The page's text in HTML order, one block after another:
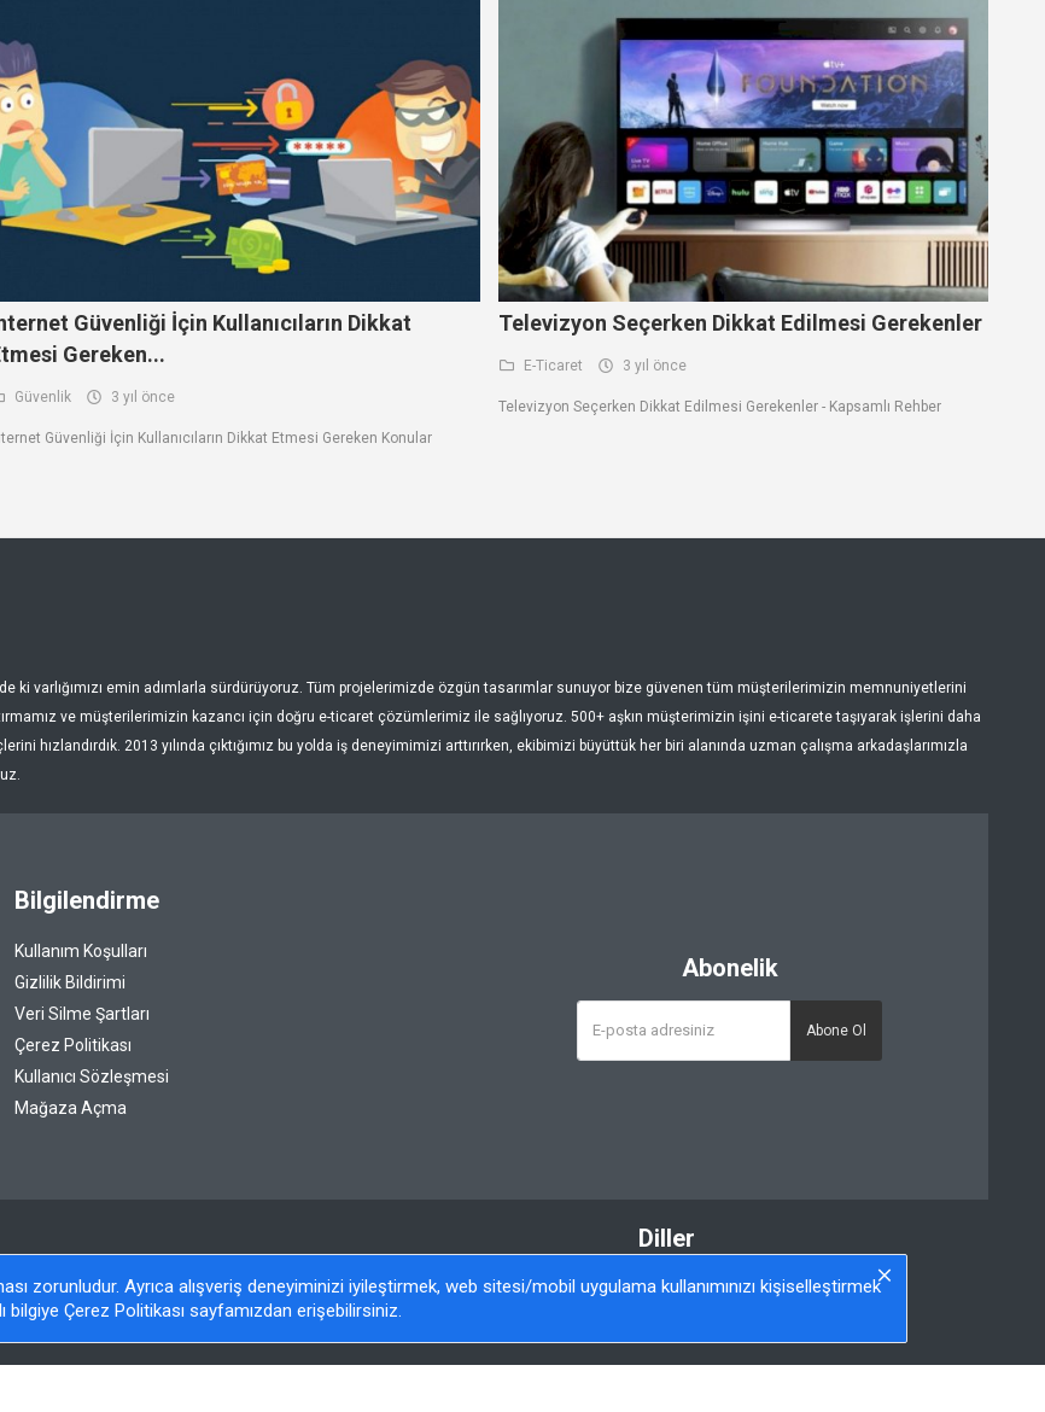
Güvenliği İçin Kullanıcıların Dikkat
Gereken...
Güvenlik 3 yıl önce
Güvenliği İçin Kullanıcıların Dikkat Etmesi Gereken Konular
Televizyon Seçerken Dikkat Edilmesi Gerekenler
E-Ticaret 3 yıl önce
Televizyon Seçerken Dikkat Edilmesi Gerekenler - Kapsamlı Rehber
ki varlığımızı emin adımlarla sürdürüyoruz. Tüm projelerimizde özgün tasarımlar sunuyor bize güvenen tüm müşterilerimizin memnuniyetlerini
ve müşterilerimizin kazancı için doğru e-ticaret çözümlerimiz ile sağlıyoruz. 500+ aşkın müşterimizin işini e-ticarete taşıyarak işlerini daha
hızlandırdık. 2013 yılında çıktığımız bu yolda iş deneyimimizi arttırırken, ekibimizi büyüttük her biri alanında uzman çalışma arkadaşlarımızla
Bilgilendirme
Kullanım Koşulları
Gizlilik Bildirimi
Veri Silme Şartları
Çerez Politikası
Kullanıcı Sözleşmesi
Mağaza Açma
Abonelik
Abone Ol
Diller
Türkçe
zorunludur. Ayrıca alışveriş deneyiminizi iyileştirmek, web sitesi/mobil uygulama kullanımınızı kişiselleştirmek
Çerez Politikası sayfamızdan erişebilirsiniz.